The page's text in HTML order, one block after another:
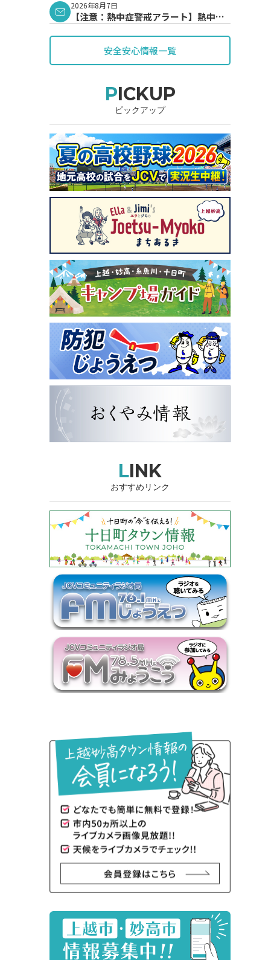
2026年8月7日
【注意：熱中症警戒アラート】熱中症
安全安心情報一覧
PICKUP
ピックアップ
LINK
おすすめリンク